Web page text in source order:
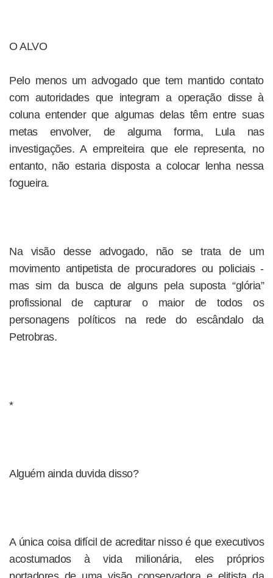
O ALVO
Pelo menos um advogado que tem mantido contato
com autoridades que integram a operação disse à
coluna entender que algumas delas têm entre suas
metas envolver, de alguma forma, Lula nas
investigações. A empreiteira que ele representa, no
entanto, não estaria disposta a colocar lenha nessa
fogueira.
Na visão desse advogado, não se trata de um
movimento antipetista de procuradores ou policiais -
mas sim da busca de alguns pela suposta “glória”
profissional de capturar o maior de todos os
personagens políticos na rede do escândalo da
Petrobras.
*
Alguém ainda duvida disso?
A única coisa difícil de acreditar nisso é que executivos
acostumados à vida milionária, eles próprios